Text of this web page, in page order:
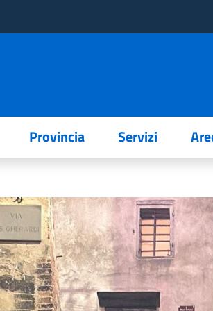
Provincia Servizi